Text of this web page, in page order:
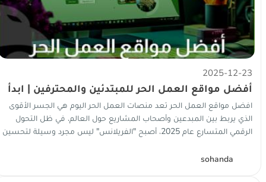
2025-12-23
أفضل مواقع العمل الحر للمبتدئين والمحترفين | ابدأ
العمل والربح الآن
افضل مواقع العمل الحر تعد منصات العمل الحر اليوم هي الجسر الأقوى
الذي يربط بين المبدعين وأصحاب المشاريع حول العالم، في ظل التحول
الرقمي المتسارع عام 2025، أصبح "الفريلانس" ليس مجرد وسيلة لتحسين
sohanda